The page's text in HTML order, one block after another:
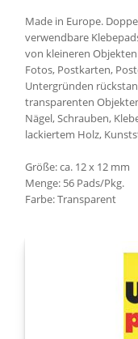
Made in Europe.
verwendbare
von kleineren
Fotos, Postkarten,
Untergründen
transparenten
Nägel, Schrauben,
lackiertem Holz,
Größe: ca. 12 x 12 mm
Menge: 56 Pads/Pkg.
Farbe: Transparent